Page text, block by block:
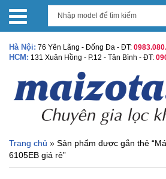
Hà Nội: 76 Yên Lãng - Đống Đa - ĐT:
HCM: 131 Xuân Hồng - P.12 - Tân Bình - ĐT:
Trang chủ » Sản phẩm được gắn thẻ
6105EB giá rẻ”